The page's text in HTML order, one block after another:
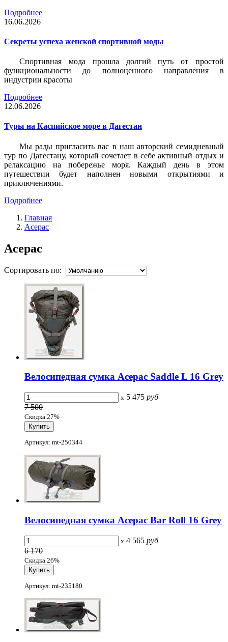
Подробнее
16.06.2026
Секреты успеха женской спортивной моды
Спортивная мода прошла долгий путь от простой
функциональности до полноценного направления в
индустрии красоты
Подробнее
12.06.2026
Туры на Каспийское море в Дагестан
Мы рады пригласить вас в наш авторский семидневный
тур по Дагестану, который сочетает в себе активный отдых и
релаксацию на побережье моря. Каждый день в этом
путешествии будет наполнен новыми открытиями и
приключениями.
Подробнее
Главная
Acepac
Acepac
Сортировать по:
Велосипедная сумка Acepac Saddle L 16 Grey
x 5 475 руб
7 500
Скидка 27%
Артикул: mt-250344
Велосипедная сумка Acepac Bar Roll 16 Grey
x 4 565 руб
6 170
Скидка 26%
Артикул: mt-235180